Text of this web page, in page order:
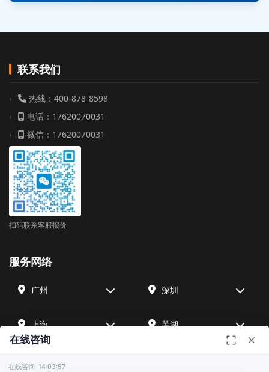
联系我们
热线：400-878-8598
电话：17620070031
微信：17620070031
扫码联系客服报价
服务网络
广州 深圳
上海 芜湖
在线咨询
在线咨询 14:03:57